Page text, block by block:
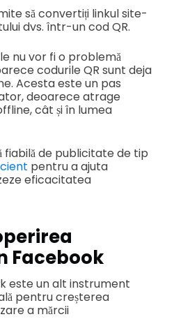
să convertiți linkul site-
dvs. într-un cod QR.
nu vor fi o problemă
codurile QR sunt deja
Acesta este un pas
deoarece atrage
cât și în lumea
de publicitate de tip
pentru a ajuta
eficacitatea
Facebook
este un alt instrument
pentru creșterea
a mărcii